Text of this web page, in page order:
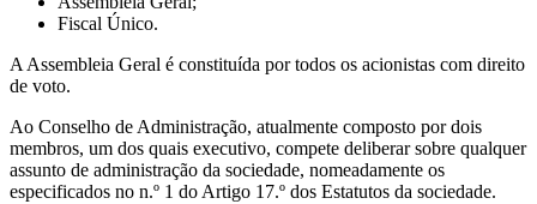
Fiscal Único.
A Assembleia Geral é constituída por todos os acionistas com direito
de voto.
Ao Conselho de Administração, atualmente composto por dois
membros, um dos quais executivo, compete deliberar sobre qualquer
assunto de administração da sociedade, nomeadamente os
especificados no n.º 1 do Artigo 17.º dos Estatutos da sociedade.